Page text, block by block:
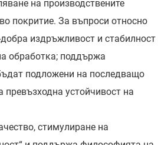
на производствените
покритие. За въпроси относно
издръжливост и стабилност
обработка; поддържа
подложени на последващо
устойчивост на
стимулиране на